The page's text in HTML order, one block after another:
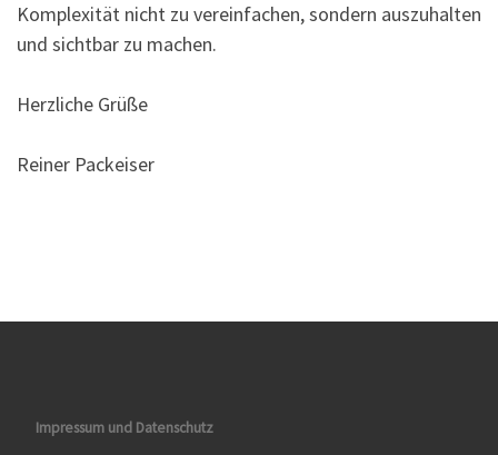
Komplexität nicht zu vereinfachen, sondern auszuhalten
und sichtbar zu machen.
Herzliche Grüße
Reiner Packeiser
Impressum und Datenschutz